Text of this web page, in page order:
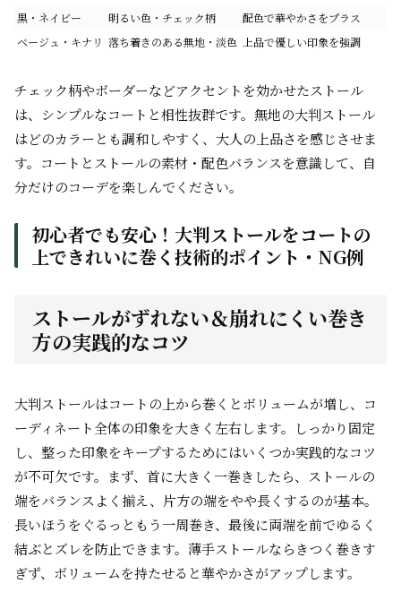
黒・ネイビー
明るい色・チェック柄
配色で華やかさをプラス
ベージュ・キナリ 落ち着きのある無地・淡色 上品で優しい印象を強調
チェック柄やボーダーなどアクセントを効かせたストール
は、シンプルなコートと相性抜群です。無地の大判ストール
はどのカラーとも調和しやすく、大人の上品さを感じさせま
す。コートとストールの素材・配色バランスを意識して、自
分だけのコーデを楽しんでください。
初心者でも安心！大判ストールをコートの
上できれいに巻く技術的ポイント・NG例
ストールがずれない＆崩れにくい巻き
方の実践的なコツ
大判ストールはコートの上から巻くとボリュームが増し、コ
ーディネート全体の印象を大きく左右します。しっかり固定
し、整った印象をキープするためにはいくつか実践的なコツ
が不可欠です。まず、首に大きく一巻きしたら、ストールの
端をバランスよく揃え、片方の端をやや長くするのが基本。
長いほうをぐるっともう一周巻き、最後に両端を前でゆるく
結ぶとズレを防止できます。薄手ストールならきつく巻きす
ぎず、ボリュームを持たせると華やかさがアップします。